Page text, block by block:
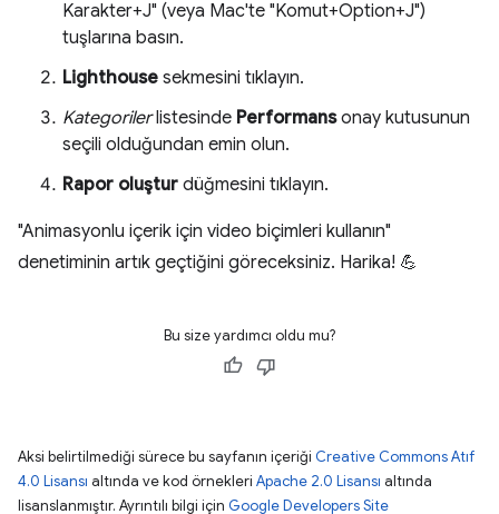
Karakter+J" (veya Mac'te "Komut+Option+J")
tuşlarına basın.
Lighthouse sekmesini tıklayın.
Kategorilerlistesinde Performansonay kutusunun
seçili olduğundan emin olun.
Rapor oluştur düğmesini tıklayın.
"Animasyonlu içerik için video biçimleri kullanın"
denetiminin artık geçtiğini göreceksiniz. Harika! 💪
Bu size yardımcı oldu mu?
Aksi belirtilmediği sürece bu sayfanın içeriği Creative Commons Atıf
4.0 Lisansı altında ve kod örnekleri Apache 2.0 Lisansı altında
lisanslanmıştır. Ayrıntılı bilgi için Google Developers Site